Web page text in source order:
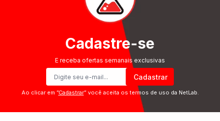
Cadastre-se
E receba ofertas semanais exclusivas
Cadastrar
Ao clicar em ”Cadastrar” você aceita os termos de uso da NetLab.